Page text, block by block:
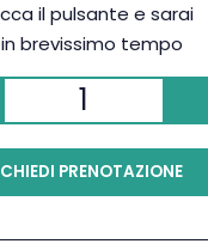
il pulsante e sarai
brevissimo tempo
PRENOTAZIONE